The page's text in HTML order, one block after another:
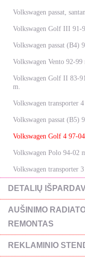
Volkswagen passat,
Volkswagen Golf III 91-
Volkswagen passat (B4)
Volkswagen Vento 92-99
Volkswagen Golf II 83-
m.
Volkswagen transporter
Volkswagen passat (B5)
Volkswagen Golf 4 97-
Volkswagen Polo 94-02
Volkswagen transporter
DETALIŲ
AUŠINIMO
REMONTAS
REKLAMINIO